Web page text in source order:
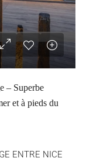
– Superbe
et à pieds du
ENTRE NICE